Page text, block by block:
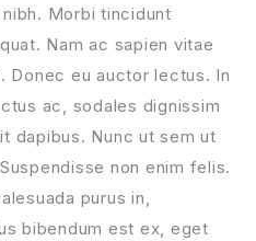
Morbi tincidunt
Nam ac sapien vitae
Donec eu auctor lectus. In
ac, sodales dignissim
dapibus. Nunc ut sem ut
non enim felis.
purus in,
bibendum est ex, eget